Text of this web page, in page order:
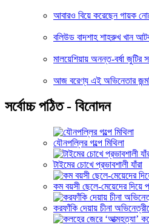
আবারও বিয়ে করেছেন গায়ক
বলিউড বাদশাহ শাহরুখ খান
মালয়েশিয়ায় অনন্ত-বর্ষা জুটির
আজ বরেণ্য এই অভিনেতার
সর্বোচ্চ পঠিত - বিনোদন
যৌনপল্লির গল্পে মিথিলা
টাইমের চোখে প্রভাবশালী যাঁরা
কম বয়সী ছেলে-মেয়েদের দিয়ে
করফাঁকি দেয়ায় চীনা